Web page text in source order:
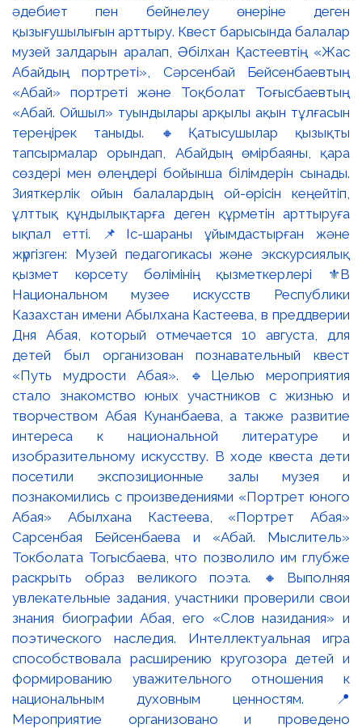
әдебиет пен бейнелеу өнеріне деген
қызығушылығын арттыру. Квест барысында балалар
музей залдарын аралап, Әбілхан Қастеевтің «Жас
Абайдың портреті», Сәрсенбай Бейсенбаевтың
«Абай» портреті және Тоқболат Тоғысбаевтың
«Абай. Ойшыл» туындылары арқылы ақын тұлғасын
тереңірек таныды. 🔸Қатысушылар қызықты
тапсырмалар орындап, Абайдың өмірбаяны, қара
сөздері мен өлеңдері бойынша білімдерін сынады.
Зияткерлік ойын балалардың ой-өрісін кеңейтіп,
ұлттық құндылықтарға деген құрметін арттыруға
ықпал етті. 📌Іс-шараны ұйымдастырған және
жүргізген: Музей педагогикасы және экскурсиялық
қызмет көрсету бөлімінің қызметкерлері ⚜️В
Национальном музее искусств Республики
Казахстан имени Абылхана Кастеева, в преддверии
Дня Абая, который отмечается 10 августа, для
детей был организован познавательный квест
«Путь мудрости Абая». 🔹Целью мероприятия
стало знакомство юных участников с жизнью и
творчеством Абая Кунанбаева, а также развитие
интереса к национальной литературе и
изобразительному искусству. В ходе квеста дети
посетили экспозиционные залы музея и
познакомились с произведениями «Портрет юного
Абая» Абылхана Кастеева, «Портрет Абая»
Сарсенбая Бейсенбаева и «Абай. Мыслитель»
Токболата Тогысбаева, что позволило им глубже
раскрыть образ великого поэта. 🔸Выполняя
увлекательные задания, участники проверили свои
знания биографии Абая, его «Слов назидания» и
поэтического наследия. Интеллектуальная игра
способствовала расширению кругозора детей и
формированию уважительного отношения к
национальным духовным ценностям. 📍
Мероприятие организовано и проведено